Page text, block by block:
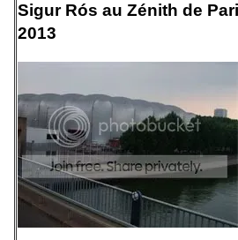
Sigur Rós au Zénith de
2013